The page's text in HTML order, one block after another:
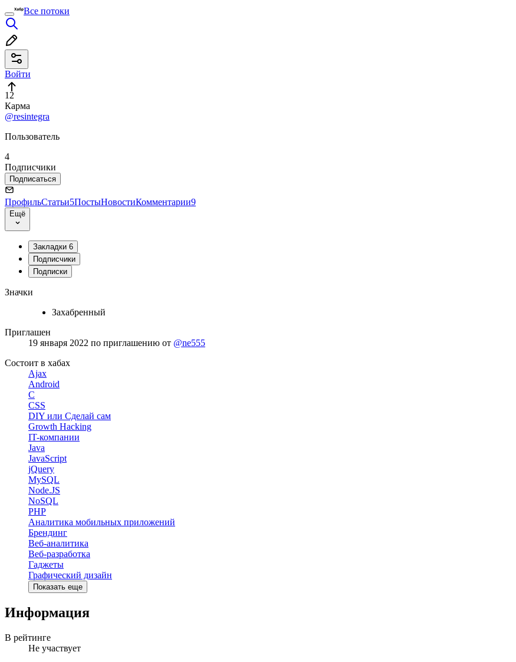
Все потоки
Войти
12
Карма
@resintegra
Пользователь
4
Подписчики
Подписаться
ПрофильСтатьи5ПостыНовостиКомментарии9
Ещё
Закладки 6
Подписчики
Подписки
Значки
Захабренный
Приглашен
19 января 2022 по приглашению от @ne555
Состоит в хабах
Ajax
Android
C
CSS
DIY или Сделай сам
Growth Hacking
IT-компании
Java
JavaScript
jQuery
MySQL
Node.JS
NoSQL
PHP
Аналитика мобильных приложений
Брендинг
Веб-аналитика
Веб-разработка
Гаджеты
Графический дизайн
Показать еще
Информация
В рейтинге
Не участвует